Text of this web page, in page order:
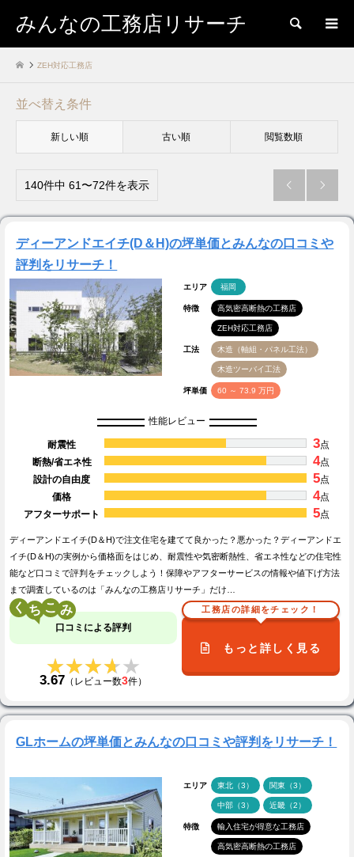
みんなの工務店リサーチ 検索
ZEH対応工務店
並べ替え条件
新しい順 古い順 閲覧数順
140件中 61〜72件を表示  
ディーアンドエイチ(D＆H)の坪単価とみんなの口コミや
評判をリサーチ！
エリア 福岡
特徴 高気密高断熱の工務店
ZEH対応工務店
工法 木造（軸組・パネル工法）
木造ツーバイ工法
坪単価 60 ～ 73.9 万円
性能レビュー
耐震性 3点
断熱/省エネ性
4点
設計の自由度
5点
価格
4点
アフターサポート
5点
ディーアンドエイチ(D＆H)で注文住宅を建てて良かった？悪かった？ディーアンドエ
イチ(D＆H)の実例から価格面をはじめ、耐震性や気密断熱性、省エネ性などの住宅性
能など口コミで評判をチェックしよう！保障やアフターサービスの情報や値下げ方法
まで調査しているのは「みんなの工務店リサーチ」だけ…
く こ
口コミによる評判
★★★★★
★★★★★
3.67 （レビュー数3件）
工務店の詳細をチェック！
もっと詳しく見る
GLホームの坪単価とみんなの口コミや評判をリサーチ！
エリア 東北（3） 関東（3）
中部（3） 近畿（2）
特徴 輸入住宅が得意な工務店
高気密高断熱の工務店